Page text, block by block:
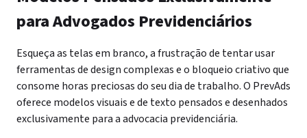
para Advogados Previdenciários
Esqueça as telas em branco, a frustração de tentar usar
ferramentas de design complexas e o bloqueio criativo que
consome horas preciosas do seu dia de trabalho. O PrevAds
oferece modelos visuais e de texto pensados e desenhados
exclusivamente para a advocacia previdenciária.